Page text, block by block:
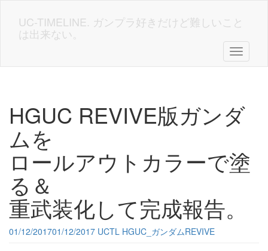
content
UC-TIMELINE. ガンプラ好きだけど難しいこと
は出来ない。
Toggle
HGUC REVIVE版ガンダ
ムを
ロールアウトカラーで塗
る＆
重武装化して完成報告。
01/12/201701/12/2017 UCTL HGUC_ガンダムREVIVE